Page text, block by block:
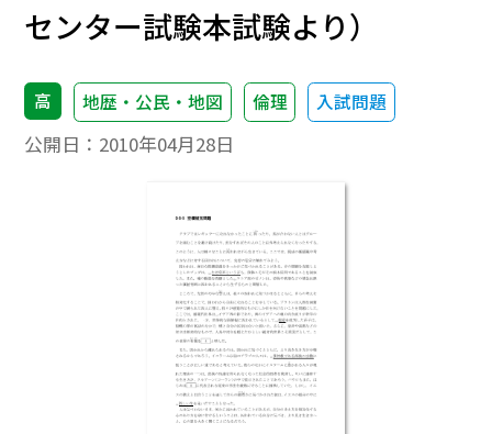
センター試験本試験より）
高 地歴・公民・地図 倫理 入試問題
公開日： 2010年04月28日